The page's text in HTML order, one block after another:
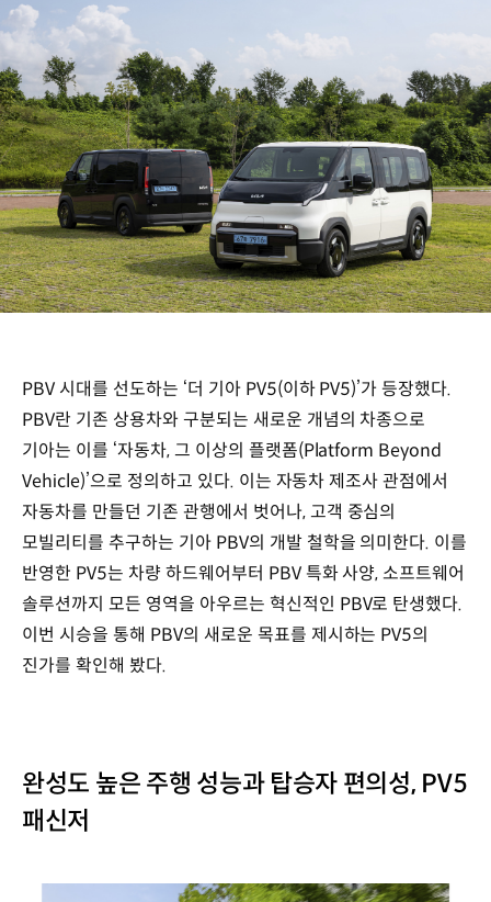
PBV 시대를 선도하는 ‘더 기아 PV5(이하 PV5)’가 등장했다.
PBV란 기존 상용차와 구분되는 새로운 개념의 차종으로
기아는 이를 ‘자동차, 그 이상의 플랫폼(Platform Beyond
Vehicle)’으로 정의하고 있다. 이는 자동차 제조사 관점에서
자동차를 만들던 기존 관행에서 벗어나, 고객 중심의
모빌리티를 추구하는 기아 PBV의 개발 철학을 의미한다. 이를
반영한 PV5는 차량 하드웨어부터 PBV 특화 사양, 소프트웨어
솔루션까지 모든 영역을 아우르는 혁신적인 PBV로 탄생했다.
이번 시승을 통해 PBV의 새로운 목표를 제시하는 PV5의
진가를 확인해 봤다.
완성도 높은 주행 성능과 탑승자 편의성, PV5
패신저